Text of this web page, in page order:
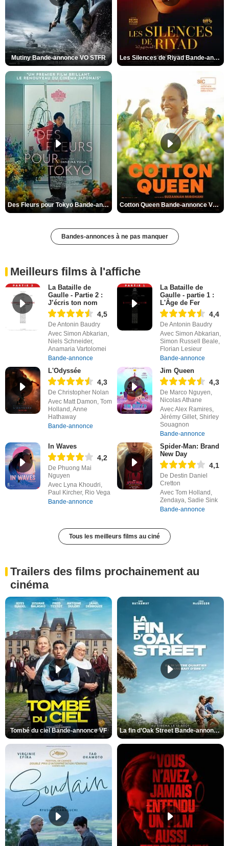
Mutiny Bande-annonce VO STFR Les Silences de Riyad Bande-annonce VO STFR
Des Fleurs pour Tokyo Bande-annonce VO STFR Cotton Queen Bande-annonce VO STFR
Bandes-annonces à ne pas manquer
Meilleurs films à l'affiche
La Bataille de
Gaulle - Partie 2 :
J’écris ton nom
4,5
De Antonin Baudry
Avec Simon Abkarian,
Niels Schneider,
Anamaria Vartolomei
Bande-annonce
La Bataille de
Gaulle - partie 1 :
L'Âge de Fer
4,4
De Antonin Baudry
Avec Simon Abkarian,
Simon Russell Beale,
Florian Lesieur
Bande-annonce
L'Odyssée
4,3
De Christopher Nolan
Avec Matt Damon, Tom
Holland, Anne
Hathaway
Bande-annonce
Jim Queen
4,3
De Marco Nguyen,
Nicolas Athane
Avec Alex Ramires,
Jérémy Gillet, Shirley
Souagnon
Bande-annonce
In Waves
4,2
De Phuong Mai
Nguyen
Avec Lyna Khoudri,
Paul Kircher, Rio Vega
Bande-annonce
Spider-Man: Brand
New Day
4,1
De Destin Daniel
Cretton
Avec Tom Holland,
Zendaya, Sadie Sink
Bande-annonce
Tous les meilleurs films au ciné
Trailers des films prochainement au
cinéma
Tombé du ciel Bande-annonce VF La fin d’Oak Street Bande-annonce VO STFR